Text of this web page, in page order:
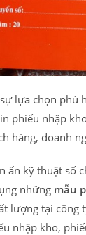
lựa chọn phù
phiếu nhập
hàng, doanh
ấn kỹ thuật số
những mẫu
lượng tại công
nhập kho,